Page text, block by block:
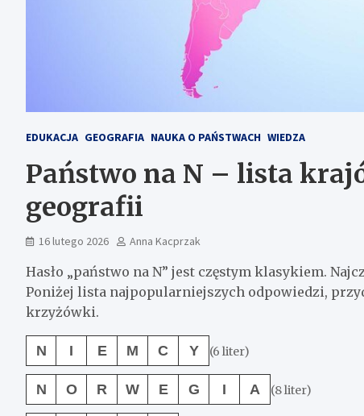
EDUKACJA GEOGRAFIA NAUKA O PAŃSTWACH WIEDZA
Państwo na N – lista
geografii
16 lutego 2026 Anna Kacprzak
Hasło „państwo na N” jest częstym klasykiem.
Poniżej lista najpopularniejszych odpowiedzi,
krzyżówki.
N I E M C Y (6 liter)
N O R W E G I A (8 liter)